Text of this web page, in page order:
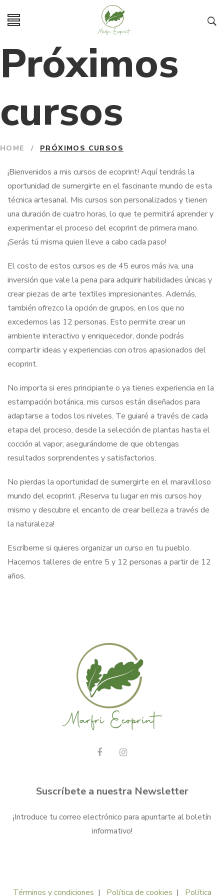
Próximos
cursos
HOME / PRÓXIMOS CURSOS
¡Bienvenidos a mis cursos de ecoprint! Aquí tendrás la
oportunidad de sumergirte en el fascinante mundo de esta
técnica artesanal. Mis cursos son personalizados y tienen
una duración de cuatro horas, lo que te permitirá aprender y
experimentar el proceso del ecoprint de primera mano.
¡Serás tú misma quien lleve a cabo cada paso!
El costo de estos cursos es de 45 euros más iva, una
inversión que vale la pena para adquirir habilidades únicas y
crear piezas de arte textiles impresionantes. Además,
también ofrezco la opción de grupos, en los que no
excedemos las 12 personas. Esto permite crear un
ambiente interactivo y enriquecedor, donde podrás
compartir ideas y experiencias con otros apasionados del
ecoprint.
No importa si eres principiante o ya tienes experiencia en la
estampación botánica, mis cursos están diseñados para
adaptarse a todos los niveles. Te guiaré a través de cada
etapa del proceso, desde la selección de plantas hasta el
cocción al vapor, asegurándome de que obtengas
resultados sorprendentes y satisfactorios.
No pierdas la oportunidad de sumergirte en el maravilloso
mundo del ecoprint. ¡Reserva tu lugar en mis cursos hoy
mismo y descubre el encanto de crear belleza a través de
la naturaleza!
Escríbeme si quieres organizar un curso en tu pueblo.
Hacemos talleres de entre 5 y 12 personas a partir de 12
años.
Suscríbete a nuestra Newsletter
¡Introduce tu correo electrónico para apuntarte al boletín
informativo!
Términos y condiciones | Política de cookies | Política